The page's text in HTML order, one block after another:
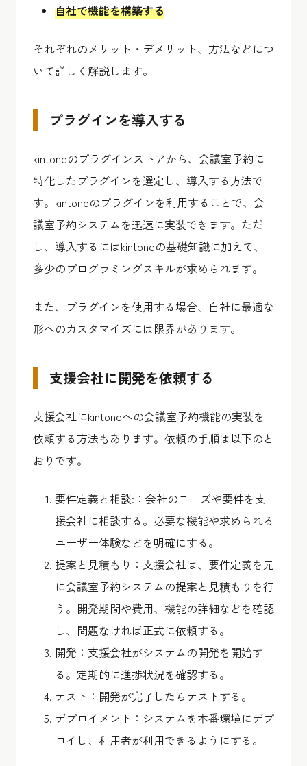
自社で機能を構築する
それぞれのメリット・デメリット、方法などにつ
いて詳しく解説します。
プラグインを導入する
kintoneのプラグインストアから、会議室予約に
特化したプラグインを選定し、導入する方法で
す。kintoneのプラグインを利用することで、会
議室予約システムを迅速に実装できます。ただ
し、導入するにはkintoneの基礎知識に加えて、
多少のプログラミングスキルが求められます。
また、プラグインを使用する場合、自社に最適な
形へのカスタマイズには限界があります。
支援会社に開発を依頼する
支援会社にkintoneへの会議室予約機能の実装を
依頼する方法もあります。依頼の手順は以下のと
おりです。
要件定義と相談:：会社のニーズや要件を支
援会社に相談する。必要な機能や求められる
ユーザー体験などを明確にする。
提案と見積もり：支援会社は、要件定義を元
に会議室予約システムの提案と見積もりを行
う。開発期間や費用、機能の詳細などを確認
し、問題なければ正式に依頼する。
開発：支援会社がシステムの開発を開始す
る。定期的に進捗状況を確認する。
テスト：開発が完了したらテストする。
デプロイメント：システムを本番環境にデプ
ロイし、利用者が利用できるようにする。